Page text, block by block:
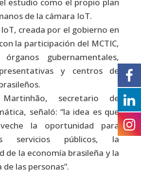
de la cámara IoT.
creada por el gobierno en
la participación del MCTIC,
gubernamentales,
y centros de
Martinhão, secretario de
señaló: “la idea es que
la oportunidad para
servicios públicos, la
de la economía brasileña y la
las personas”.